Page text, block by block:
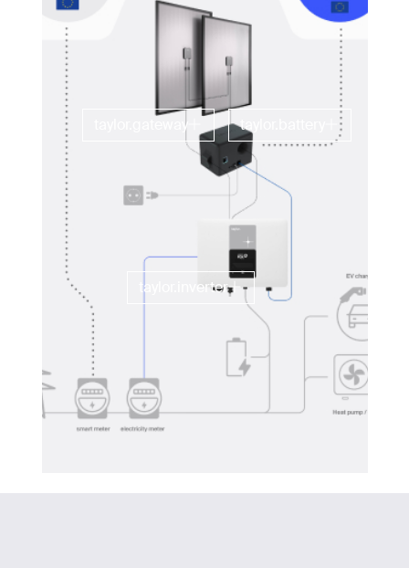
taylor.inverter
taylor.battery
taylor.gateway